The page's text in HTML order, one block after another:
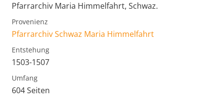
Pfarrarchiv Maria Himmelfahrt, Schwaz.
Provenienz
Pfarrarchiv Schwaz Maria Himmelfahrt
Entstehung
1503-1507
Umfang
604 Seiten